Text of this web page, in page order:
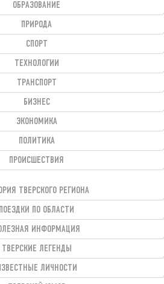
ОБРАЗОВАНИЕ
ПРИРОДА
СПОРТ
ТЕХНОЛОГИИ
ТРАНСПОРТ
БИЗНЕС
ЭКОНОМИКА
ПОЛИТИКА
ПРОИСШЕСТВИЯ
ТВЕРСКОГО РЕГИОНА
ПОЕЗДКИ ПО ОБЛАСТИ
ИНФОРМАЦИЯ
ТВЕРСКИЕ ЛЕГЕНДЫ
ЛИЧНОСТИ